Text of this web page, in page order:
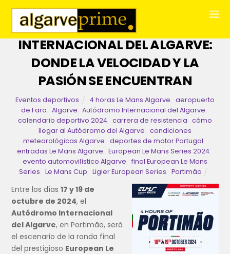
EUROPEAN LE MANS SERIES 2024
EN EL AUTÓDROMO
INTERNACIONAL DEL ALGARVE:
DONDE LA VELOCIDAD Y LA
PASIÓN SE ENCUENTRAN
Eventos deportivos 4 horas Le Mans Algarve
aeropuerto
de Faro
Algarve Autódromo Internacional del Algarve
calendario deportivo 2024, carrera de resistencia
cómo
llegar al Autódromo del Algarve
condiciones
meteorológicas Algarve
deportes de motor Portugal
entradas Le Mans Algarve
European Le Mans Series 2024
evento automovilístico Algarve
final European Le Mans
Series
Le Mans Cup Ligier European Series Portimão
Entre los días17 y 19 de
octubre de 2024, el
Autódromo Internacional
del Algarve, en Portimão, será
el escenario de la ronda final
del prestigioso European Le